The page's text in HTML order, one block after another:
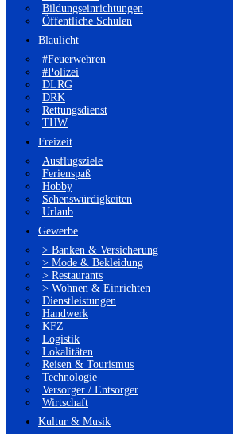
Bildungseinrichtungen
Öffentliche Schulen
Blaulicht
#Feuerwehren
#Polizei
DLRG
DRK
Rettungsdienst
THW
Freizeit
Ausflugsziele
Ferienspaß
Hobby
Sehenswürdigkeiten
Urlaub
Gewerbe
> Banken & Versicherung
> Mode & Bekleidung
> Restaurants
> Wohnen & Einrichten
Dienstleistungen
Handwerk
KFZ
Logistik
Lokalitäten
Reisen & Tourismus
Technologie
Versorger / Entsorger
Wirtschaft
Kultur & Musik